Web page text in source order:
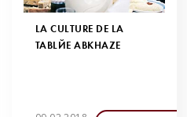
LA CULTURE DE LA
TABLÉE ABKHAZE